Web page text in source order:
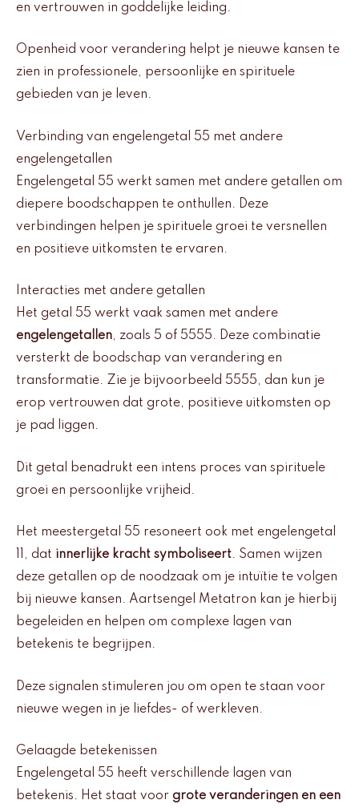
en vertrouwen in goddelijke leiding.
Openheid voor verandering helpt je nieuwe kansen te
zien in professionele, persoonlijke en spirituele
gebieden van je leven.
Verbinding van engelengetal 55 met andere
engelengetallen
Engelengetal 55 werkt samen met andere getallen om
diepere boodschappen te onthullen. Deze
verbindingen helpen je spirituele groei te versnellen
en positieve uitkomsten te ervaren.
Interacties met andere getallen
Het getal 55 werkt vaak samen met andere
engelengetallen, zoals 5 of 5555. Deze combinatie
versterkt de boodschap van verandering en
transformatie. Zie je bijvoorbeeld 5555, dan kun je
erop vertrouwen dat grote, positieve uitkomsten op
je pad liggen.
Dit getal benadrukt een intens proces van spirituele
groei en persoonlijke vrijheid.
Het meestergetal 55 resoneert ook met engelengetal
11, dat innerlijke kracht symboliseert. Samen wijzen
deze getallen op de noodzaak om je intuïtie te volgen
bij nieuwe kansen. Aartsengel Metatron kan je hierbij
begeleiden en helpen om complexe lagen van
betekenis te begrijpen.
Deze signalen stimuleren jou om open te staan voor
nieuwe wegen in je liefdes- of werkleven.
Gelaagde betekenissen
Engelengetal 55 heeft verschillende lagen van
betekenis. Het staat voor grote veranderingen en een